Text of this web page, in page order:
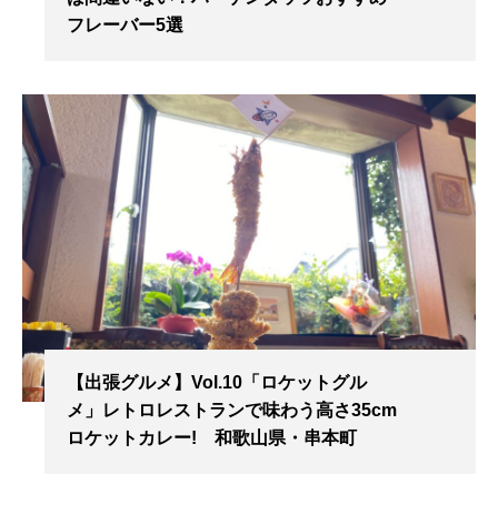
フレーバー5選
【出張グルメ】Vol.10「ロケットグル
メ」レトロレストランで味わう高さ35cm
ロケットカレー! 和歌山県・串本町